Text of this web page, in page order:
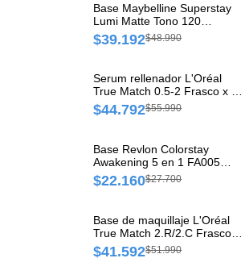
Base Maybelline Superstay
Lumi Matte Tono 120
Empaque x 1 und
$39.192$48.990
Serum rellenador L'Oréal
True Match 0.5-2 Frasco x 1
und
$44.792$55.990
Base Revlon Colorstay
Awakening 5 en 1 FA005
Frasco x 1 und
$22.160$27.700
Base de maquillaje L'Oréal
True Match 2.R/2.C Frasco x
1 und
$41.592$51.990